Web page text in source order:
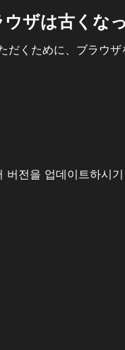
ザは古くな
くために、ブラウザ
전을 업데이트하시